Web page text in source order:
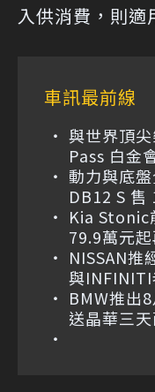
入供消費，則適
車訊最前線
與世界頂
Pass 白金
動力與底
DB12 S 售
Kia
79.9萬元
NISSAN
與
BMW推出
送晶華三